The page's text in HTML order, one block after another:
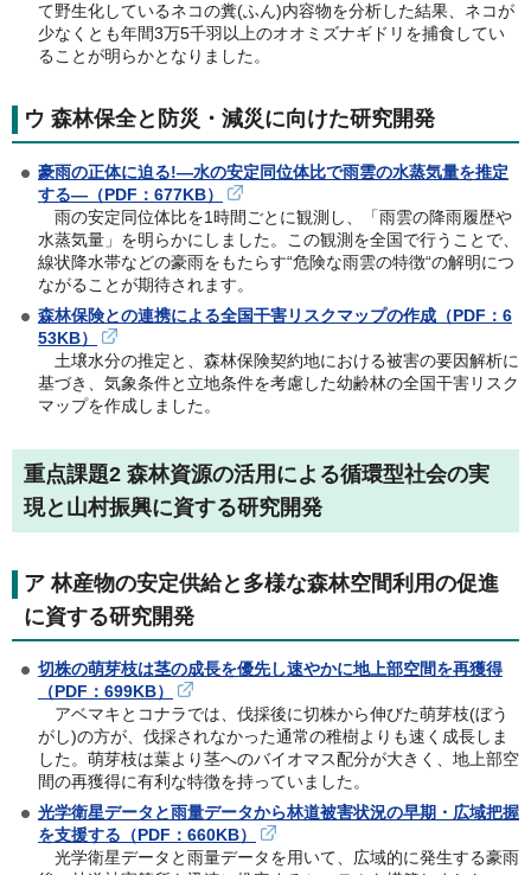
て野生化しているネコの糞(ふん)内容物を分析した結果、ネコが
少なくとも年間3万5千羽以上のオオミズナギドリを捕食してい
ることが明らかとなりました。
ウ 森林保全と防災・減災に向けた研究開発
豪雨の正体に迫る!—水の安定同位体比で雨雲の水蒸気量を推定
する—（PDF：677KB）
雨の安定同位体比を1時間ごとに観測し、「雨雲の降雨履歴や
水蒸気量」を明らかにしました。この観測を全国で行うことで、
線状降水帯などの豪雨をもたらす“危険な雨雲の特徴“の解明につ
ながることが期待されます。
森林保険との連携による全国干害リスクマップの作成（PDF：6
53KB）
土壌水分の推定と、森林保険契約地における被害の要因解析に
基づき、気象条件と立地条件を考慮した幼齢林の全国干害リスク
マップを作成しました。
重点課題2 森林資源の活用による循環型社会の実
現と山村振興に資する研究開発
ア 林産物の安定供給と多様な森林空間利用の促進
に資する研究開発
切株の萌芽枝は茎の成長を優先し速やかに地上部空間を再獲得
（PDF：699KB）
アベマキとコナラでは、伐採後に切株から伸びた萌芽枝(ぼう
がし)の方が、伐採されなかった通常の稚樹よりも速く成長しま
した。萌芽枝は葉より茎へのバイオマス配分が大きく、地上部空
間の再獲得に有利な特徴を持っていました。
光学衛星データと雨量データから林道被害状況の早期・広域把握
を支援する（PDF：660KB）
光学衛星データと雨量データを用いて、広域的に発生する豪雨